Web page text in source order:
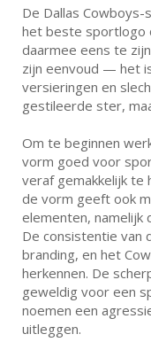
De Dallas
het beste sportlogo
daarmee eens te
zijn eenvoud — het
versieringen en
gestileerde ster,
Om te beginnen
vorm goed voor
veraf gemakkelijk te
de vorm geeft ook
elementen, namelijk
De consistentie van
branding, en het
herkennen. De
geweldig voor een
noemen een
uitleggen.